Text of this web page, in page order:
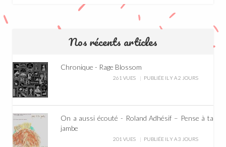
Nos récents articles
Chronique - Rage Blossom
261 VUES PUBLIÉE IL Y A 2 JOURS
On a aussi écouté - Roland Adhésif – Pense à ta
jambe
201 VUES PUBLIÉE IL Y A 3 JOURS